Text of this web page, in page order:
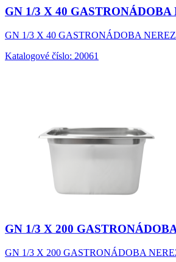
GN 1/3 X 40
GN 1/3 X 40 GASTRONÁDOBA
Katalogové číslo: 20061
GN 1/3 X 200
GN 1/3 X 200 GASTRONÁDOBA